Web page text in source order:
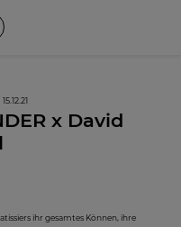
Collection
x David
ihr gesamtes Können, ihre